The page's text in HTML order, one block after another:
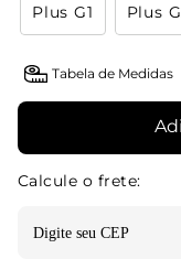
Plus G1 Plus
Tabela de Medidas